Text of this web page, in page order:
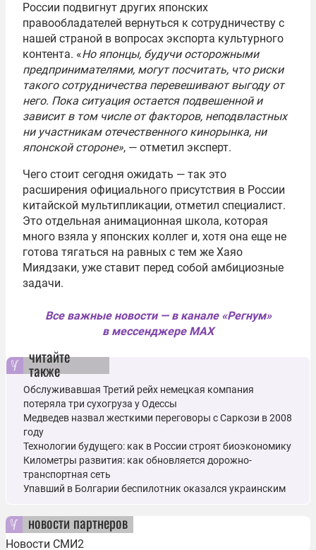
России подвигнут других японских
правообладателей вернуться к сотрудничеству с
нашей страной в вопросах экспорта культурного
контента. «Но японцы, будучи осторожными
предпринимателями, могут посчитать, что риски
такого сотрудничества перевешивают выгоду от
него. Пока ситуация остается подвешенной и
зависит в том числе от факторов, неподвластных
ни участникам отечественного кинорынка, ни
японской стороне», — отметил эксперт.
Чего стоит сегодня ожидать — так это
расширения официального присутствия в России
китайской мультипликации, отметил специалист.
Это отдельная анимационная школа, которая
много взяла у японских коллег и, хотя она еще не
готова тягаться на равных с тем же Хаяо
Миядзаки, уже ставит перед собой амбициозные
задачи.
Все важные новости — в канале «Регнум»
в мессенджере MAX
читайте
также
Обслуживавшая Третий рейх немецкая компания
потеряла три сухогруза у Одессы
Медведев назвал жесткими переговоры с Саркози в 2008
году
Технологии будущего: как в России строят биоэкономику
Километры развития: как обновляется дорожно-
транспортная сеть
Упавший в Болгарии беспилотник оказался украинским
новости партнеров
Новости СМИ2